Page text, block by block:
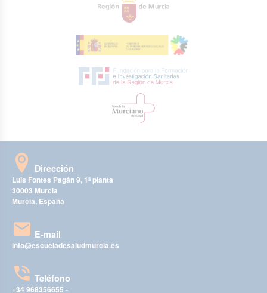
Dirección
Luis Fontes Pagán 9, 1ª planta
30003 Murcia
Murcia, España
E-mail
info@escueladesaludmurcia.es
Teléfono
+34 968356655 -